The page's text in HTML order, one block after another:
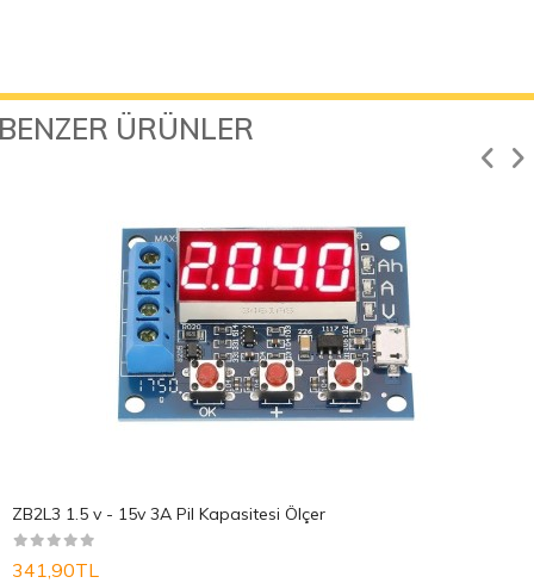
ÜRÜNLER
ZB2L3 1.5 v - 15v 3A Pil Kapasitesi Ölçer
341,90TL